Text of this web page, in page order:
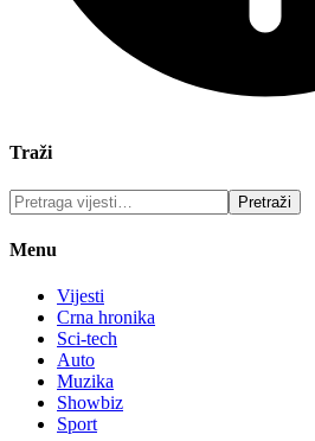
Traži
Menu
Vijesti
Crna hronika
Sci-tech
Auto
Muzika
Showbiz
Sport